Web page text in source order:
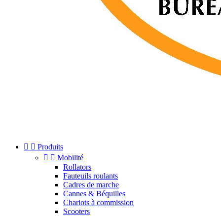
  Produits
  Mobilité
Rollators
Fauteuils roulants
Cadres de marche
Cannes & Béquilles
Chariots à commission
Scooters